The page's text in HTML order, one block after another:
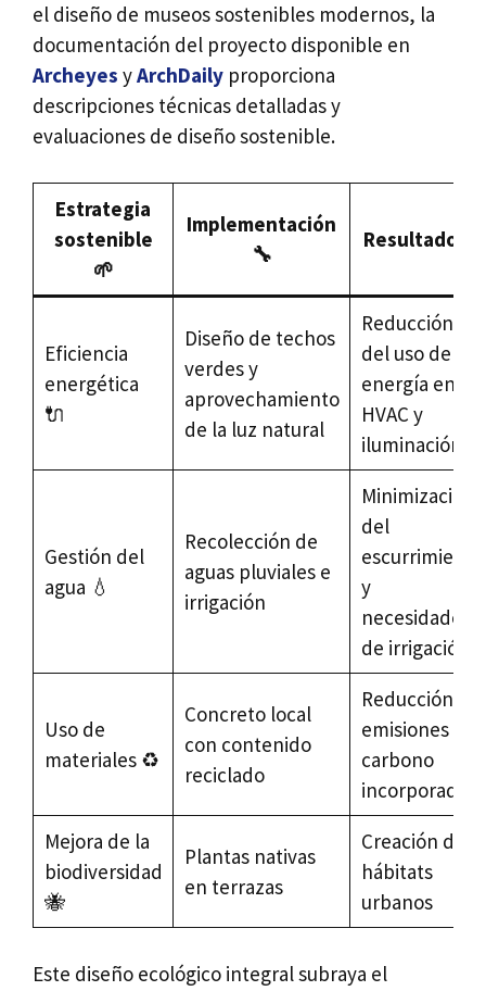
el diseño de museos sostenibles modernos, la
documentación del proyecto disponible en
Archeyes yArchDaily proporciona
descripciones técnicas detalladas y
evaluaciones de diseño sostenible.
Estrategia
sostenible
🌱
Implementación
🔧
Resultado ➡️
Eficiencia
energética
🔌
Diseño de techos
verdes y
aprovechamiento
de la luz natural
Reducción
del uso de
energía en
HVAC y
iluminación
Gestión del
agua 💧
Recolección de
aguas pluviales e
irrigación
Minimización
del
escurrimiento
y
necesidades
de irrigación
Uso de
materiales ♻️
Concreto local
con contenido
reciclado
Reducción de
emisiones de
carbono
incorporadas
Mejora de la
biodiversidad
🐝
Plantas nativas
en terrazas
Creación de
hábitats
urbanos
Este diseño ecológico integral subraya el